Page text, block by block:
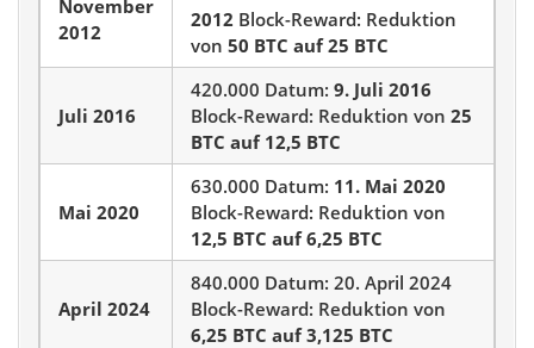
November
2012
2012 Block-Reward: Reduktion
von 50 BTC auf 25 BTC
Juli 2016
420.000 Datum: 9. Juli 2016
Block-Reward: Reduktion von 25
BTC auf 12,5 BTC
Mai 2020
630.000 Datum: 11. Mai 2020
Block-Reward: Reduktion von
12,5 BTC auf 6,25 BTC
April 2024
840.000 Datum: 20. April 2024
Block-Reward: Reduktion von
6,25 BTC auf 3,125 BTC